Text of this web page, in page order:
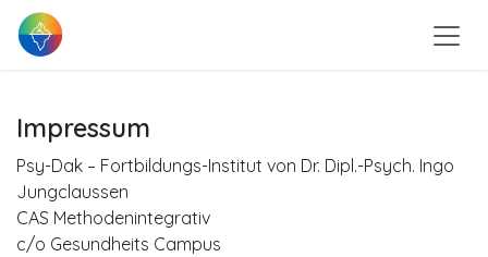
Zum Inhalt springen
Impressum
Psy-Dak – Fortbildungs-Institut von Dr. Dipl.-Psych. Ingo
Jungclaussen
CAS Methodenintegrativ
c/o Gesundheits Campus